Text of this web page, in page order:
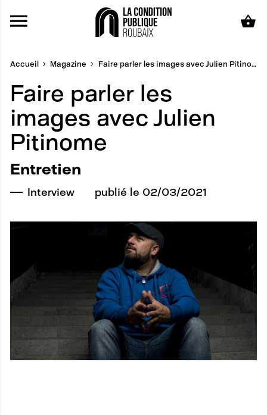
Aller au contenu principal
Accueil Magazine Faire parler les images avec Julien Pitinome
Faire parler les
images avec Julien
Pitinome
Entretien
Interview publié le 02/03/2021